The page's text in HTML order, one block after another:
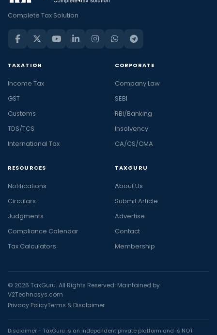
Complete Tax Solution
TAXATION
Income Tax
GST
Customs
TDS/TCS
International Tax
CORPORATE
Company Law
SEBI
RBI/Banking
Insolvency
CA/CS/CMA
RESOURCES
Notifications
Circulars
Judgments
Compliance Calendar
Tax Calculators
TAXGURU
About Us
Submit Article
Advertise
Contact
Membership
© 2026 TaxGuru. All Rights Reserved. Maintained by
V2Technosys.com
Privacy PolicyTerms & Disclaimer
Disclaimer - TaxGuru is an independent private platform and is NOT